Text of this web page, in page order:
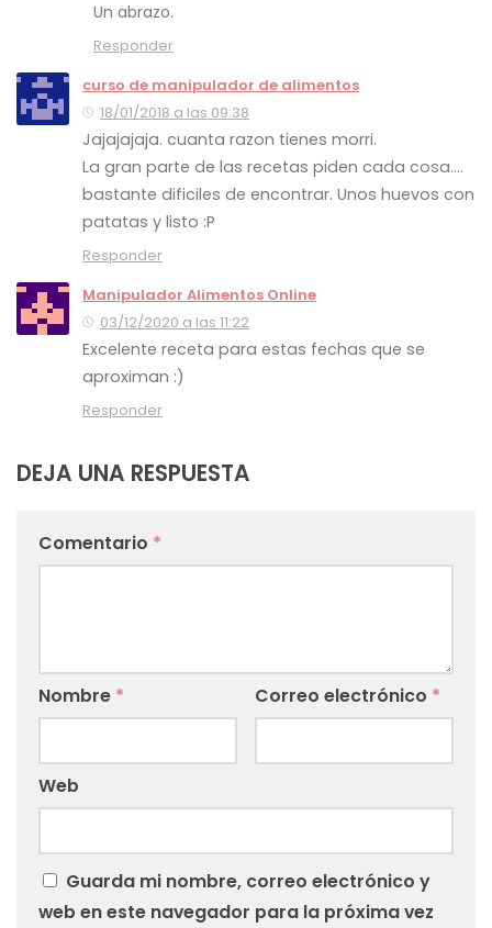
Un abrazo.
Responder
curso de manipulador de alimentos
18/01/2018 a las 09:38
Jajajajaja. cuanta razon tienes morri.
La gran parte de las recetas piden cada cosa….
bastante dificiles de encontrar. Unos huevos con
patatas y listo :P
Responder
Manipulador Alimentos Online
03/12/2020 a las 11:22
Excelente receta para estas fechas que se
aproximan :)
Responder
DEJA UNA RESPUESTA
Comentario *
Nombre * Correo electrónico *
Web
Guarda mi nombre, correo electrónico y
web en este navegador para la próxima vez